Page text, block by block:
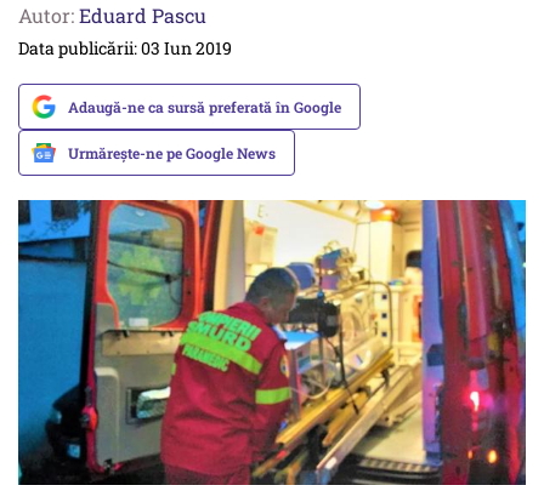
Autor:Eduard Pascu
Data publicării: 03 Iun 2019
Adaugă-ne ca sursă preferată în Google
Urmărește-ne pe Google News